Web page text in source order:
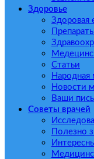
Здоровье
Здоровая
Статьи
Народная
Новости
Ваши
Советы врачей
Полезно